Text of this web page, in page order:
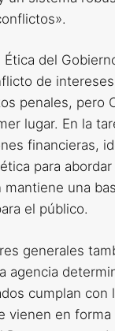
Ética del
de
penales, pero
lugar. En la
financieras,
para
mantiene una
el público.
generales
agencia
cumplan
vienen en